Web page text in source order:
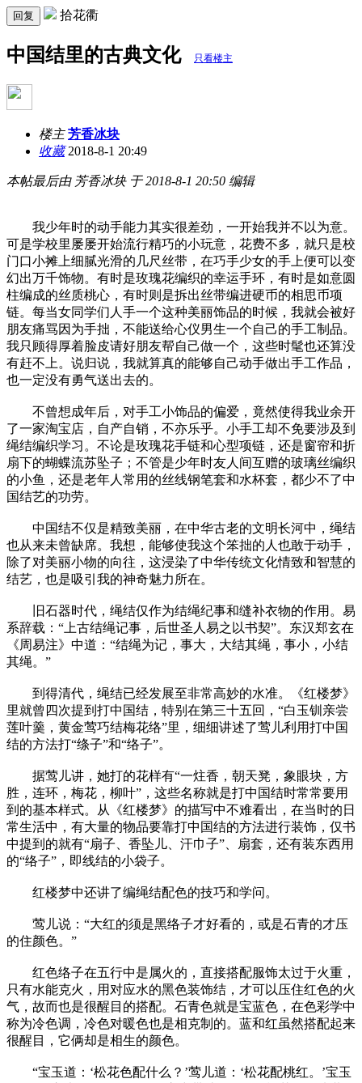
回复 拾花衢
中国结里的古典文化 只看楼主
楼主 芳香冰块
收藏2018-8-1 20:49
本帖最后由 芳香冰块 于 2018-8-1 20:50 编辑
我少年时的动手能力其实很差劲，一开始我并不以为意。
可是学校里屡屡开始流行精巧的小玩意，花费不多，就只是校
门口小摊上细腻光滑的几尺丝带，在巧手少女的手上便可以变
幻出万千饰物。有时是玫瑰花编织的幸运手环，有时是如意圆
柱编成的丝质桃心，有时则是拆出丝带编进硬币的相思币项
链。每当女同学们人手一个这种美丽饰品的时候，我就会被好
朋友痛骂因为手拙，不能送给心仪男生一个自己的手工制品。
我只顾得厚着脸皮请好朋友帮自己做一个，这些时髦也还算没
有赶不上。说归说，我就算真的能够自己动手做出手工作品，
也一定没有勇气送出去的。
不曾想成年后，对手工小饰品的偏爱，竟然使得我业余开
了一家淘宝店，自产自销，不亦乐乎。小手工却不免要涉及到
绳结编织学习。不论是玫瑰花手链和心型项链，还是窗帘和折
扇下的蝴蝶流苏坠子；不管是少年时友人间互赠的玻璃丝编织
的小鱼，还是老年人常用的丝线钢笔套和水杯套，都少不了中
国结艺的功劳。
中国结不仅是精致美丽，在中华古老的文明长河中，绳结
也从来未曾缺席。我想，能够使我这个笨拙的人也敢于动手，
除了对美丽小物的向往，这浸染了中华传统文化情致和智慧的
结艺，也是吸引我的神奇魅力所在。
旧石器时代，绳结仅作为结绳纪事和缝补衣物的作用。易
系辞载：“上古结绳记事，后世圣人易之以书契”。东汉郑玄在
《周易注》中道：“结绳为记，事大，大结其绳，事小，小结
其绳。”
到得清代，绳结已经发展至非常高妙的水准。《红楼梦》
里就曾四次提到打中国结，特别在第三十五回，“白玉钏亲尝
莲叶羹，黄金莺巧结梅花络”里，细细讲述了莺儿利用打中国
结的方法打“绦子”和“络子”。
据莺儿讲，她打的花样有“一炷香，朝天凳，象眼块，方
胜，连环，梅花，柳叶”，这些名称就是打中国结时常常要用
到的基本样式。从《红楼梦》的描写中不难看出，在当时的日
常生活中，有大量的物品要靠打中国结的方法进行装饰，仅书
中提到的就有“扇子、香坠儿、汗巾子”、扇套，还有装东西用
的“络子”，即线结的小袋子。
红楼梦中还讲了编绳结配色的技巧和学问。
莺儿说：“大红的须是黑络子才好看的，或是石青的才压
的住颜色。”
红色络子在五行中是属火的，直接搭配服饰太过于火重，
只有水能克火，用对应水的黑色装饰结，才可以压住红色的火
气，故而也是很醒目的搭配。石青色就是宝蓝色，在色彩学中
称为冷色调，冷色对暖色也是相克制的。蓝和红虽然搭配起来
很醒目，它俩却是相生的颜色。
“宝玉道：‘松花色配什么？’莺儿道：‘松花配桃红。’宝玉